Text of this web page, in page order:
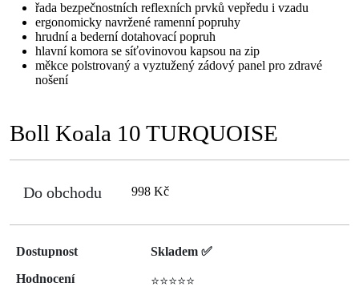
řada bezpečnostních reflexních prvků vepředu i vzadu
ergonomicky navržené ramenní popruhy
hrudní a bederní dotahovací popruh
hlavní komora se síťovinovou kapsou na zip
měkce polstrovaný a vyztužený zádový panel pro zdravé
nošení
Boll Koala 10 TURQUOISE
Do obchodu 998 Kč
Dostupnost
Skladem ✅
Hodnocení
⭐⭐⭐⭐⭐